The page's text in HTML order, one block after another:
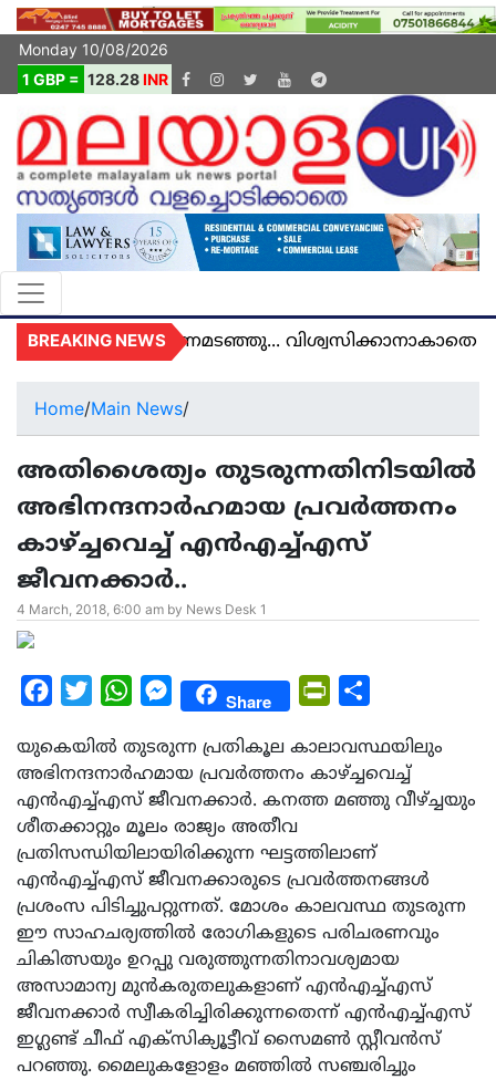
Monday 10/08/2026
1 GBP = 128.28INR
BREAKING NEWS
മരണമടഞ്ഞു... വിശ്വസിക്കാനാകാതെ യുകെ
Home/Main News/
അതിശൈത്യം തുടരുന്നതിനിടയില്‍
അഭിനന്ദനാര്‍ഹമായ പ്രവര്‍ത്തനം
കാഴ്ച്ചവെച്ച് എന്‍എച്ച്എസ്
ജീവനക്കാര്‍..
4 March, 2018, 6:00 am by News Desk 1
Facebook
Twitter WhatsAppMessengerShare PrintFriendly
യുകെയില്‍ തുടരുന്ന പ്രതികൂല കാലാവസ്ഥയിലും
അഭിനന്ദനാര്‍ഹമായ പ്രവര്‍ത്തനം കാഴ്ച്ചവെച്ച്
എന്‍എച്ച്എസ് ജീവനക്കാര്‍. കനത്ത മഞ്ഞു വീഴ്ച്ചയും
ശീതക്കാറ്റും മൂലം രാജ്യം അതീവ
പ്രതിസന്ധിയിലായിരിക്കുന്ന ഘട്ടത്തിലാണ്
എന്‍എച്ച്എസ് ജീവനക്കാരുടെ പ്രവര്‍ത്തനങ്ങള്‍
പ്രശംസ പിടിച്ചുപറ്റുന്നത്. മോശം കാലവസ്ഥ തുടരുന്ന
ഈ സാഹചര്യത്തില്‍ രോഗികളുടെ പരിചരണവും
ചികിത്സയും ഉറപ്പു വരുത്തുന്നതിനാവശ്യമായ
അസാമാന്യ മുന്‍കരുതലുകളാണ് എന്‍എച്ച്എസ്
ജീവനക്കാര്‍ സ്വീകരിച്ചിരിക്കുന്നതെന്ന് എന്‍എച്ച്എസ്
ഇഗ്ലണ്ട് ചീഫ് എക്‌സിക്യൂട്ടീവ് സൈമണ്‍ സ്റ്റീവന്‍സ്
പറഞ്ഞു. മൈലുകളോളം മഞ്ഞില്‍ സഞ്ചരിച്ചും